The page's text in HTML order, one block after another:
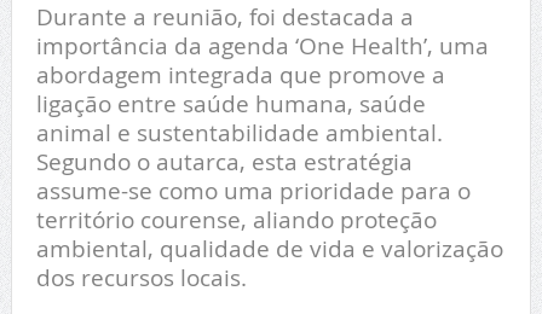
Durante a reunião, foi destacada a
importância da agenda ‘One Health’, uma
abordagem integrada que promove a
ligação entre saúde humana, saúde
animal e sustentabilidade ambiental.
Segundo o autarca, esta estratégia
assume-se como uma prioridade para o
território courense, aliando proteção
ambiental, qualidade de vida e valorização
dos recursos locais.